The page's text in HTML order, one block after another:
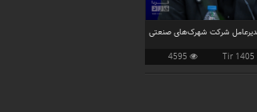
شرکت شهرک‌های صنعتی
4595
بازدید